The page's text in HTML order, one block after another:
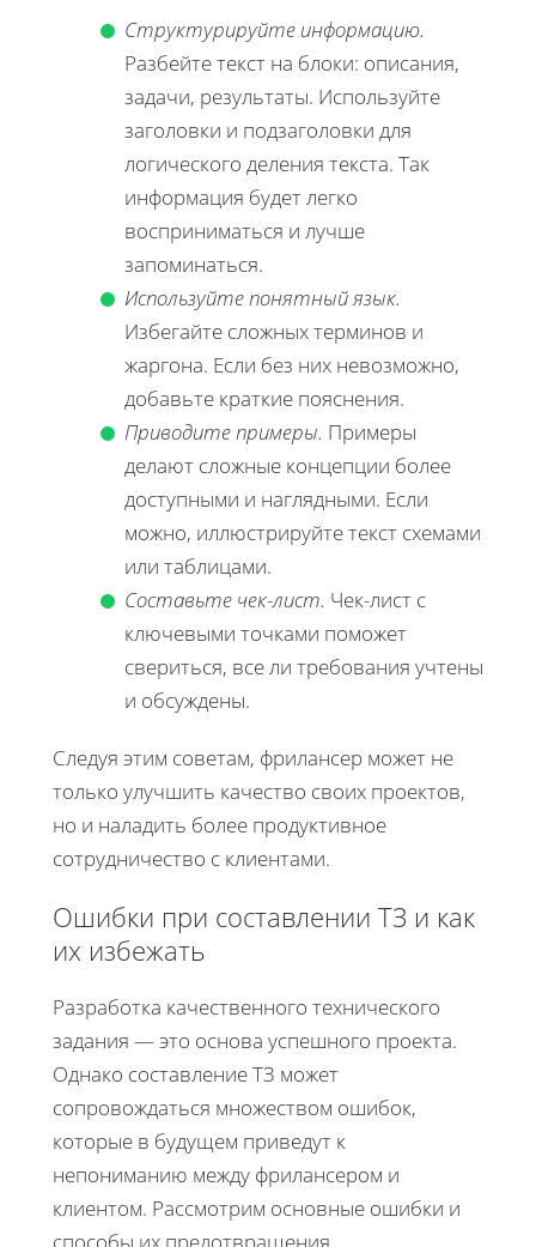
Структурируйте информацию.
Разбейте текст на блоки: описания,
задачи, результаты. Используйте
заголовки и подзаголовки для
логического деления текста. Так
информация будет легко
восприниматься и лучше
запоминаться.
Используйте понятный язык.
Избегайте сложных терминов и
жаргона. Если без них невозможно,
добавьте краткие пояснения.
Приводите примеры. Примеры
делают сложные концепции более
доступными и наглядными. Если
можно, иллюстрируйте текст схемами
или таблицами.
Составьте чек-лист. Чек-лист с
ключевыми точками поможет
свериться, все ли требования учтены
и обсуждены.
Следуя этим советам, фрилансер может не
только улучшить качество своих проектов,
но и наладить более продуктивное
сотрудничество с клиентами.
Ошибки при составлении ТЗ и как
их избежать
Разработка качественного технического
задания — это основа успешного проекта.
Однако составление ТЗ может
сопровождаться множеством ошибок,
которые в будущем приведут к
непониманию между фрилансером и
клиентом. Рассмотрим основные ошибки и
способы их предотвращения.